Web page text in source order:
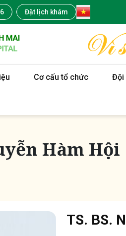
Đặt lịch khám
Cơ cấu tổ chức Đội
Hàm Hội
TS. BS.